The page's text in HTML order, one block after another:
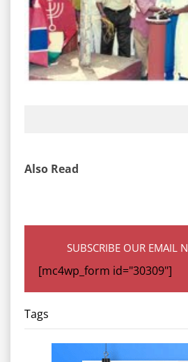
Also Read
SUBSCRIBE OUR EMAIL
[mc4wp_form id="30309"]
Tags